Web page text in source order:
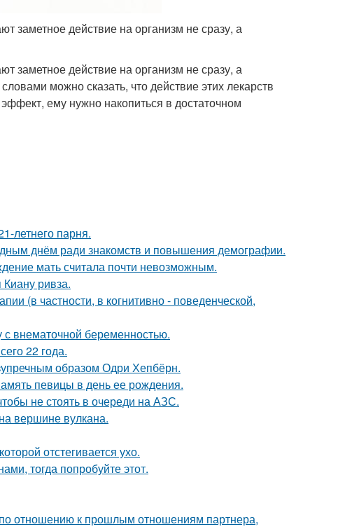
заметное действие на организм не сразу, а
заметное действие на организм не сразу, а
можно сказать, что действие этих лекарств
ему нужно накопиться в достаточном
летнего парня.
днём ради знакомств и повышения демографии.
мать считала почти невозможным.
ривза.
(в частности, в когнитивно - поведенческой,
внематочной беременностью.
22 года.
образом Одри Хепбёрн.
певицы в день ее рождения.
не стоять в очереди на АЗС.
вершине вулкана.
отстегивается ухо.
тогда попробуйте этот.
отношению к прошлым отношениям партнера,